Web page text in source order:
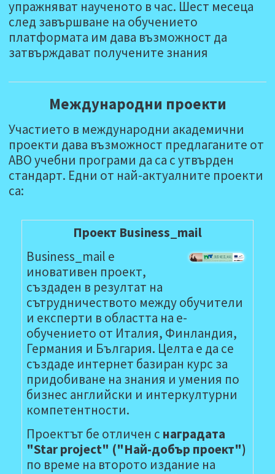
упражняват наученото в час. Шест месеца
след завършване на обучението
платформата им дава възможност да
затвърждават получените знания
Mеждународни проекти
Участието в международни академични
проекти дава възможност предлаганите от
АВО учебни програми да са с утвърден
стандарт. Едни от най-актуалните проекти
са:
Проект Business_mail
Business_mail e
иновативен проект,
създаден в резултат на
сътрудничеството между обучители
и експерти в областта на е-
обучението от Италия, Финландия,
Германия и България. Целта е да се
създаде интернет базиран курс за
придобиване на знания и умения по
бизнес английски и интеркултурни
компетентности.
Проектът бе отличен с наградата
"Star project" ("Най-добър проект")
по време на второто издание на